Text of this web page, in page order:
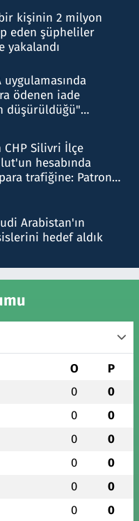
kişinin 2 milyon
eden şüpheliler
yakalandı
uygulamasında
ödenen iade
düşürüldüğü"
CHP Silivri İlçe
hesabında
trafiğine: Patron
Arabistan'ın
hedef aldık
O P
0 0
0 0
0 0
0 0
0 0
0 0